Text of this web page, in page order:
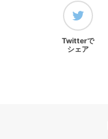
Twitterで
シェア